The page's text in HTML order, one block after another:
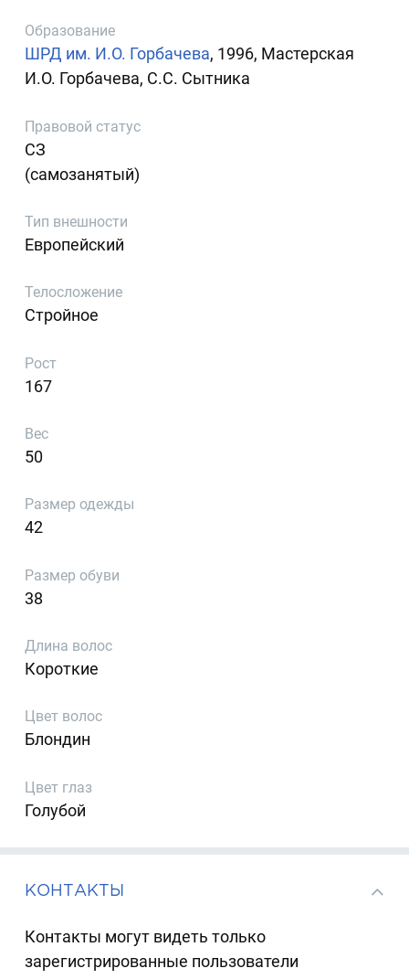
Образование
ШРД им. И.О. Горбачева, 1996, Мастерская
И.О. Горбачева, С.С. Сытника
Правовой статус
СЗ
(самозанятый)
Тип внешности
Европейский
Телосложение
Стройное
Рост
167
Вес
50
Размер одежды
42
Размер обуви
38
Длина волос
Короткие
Цвет волос
Блондин
Цвет глаз
Голубой
КОНТАКТЫ
Контакты могут видеть только
зарегистрированные пользователи